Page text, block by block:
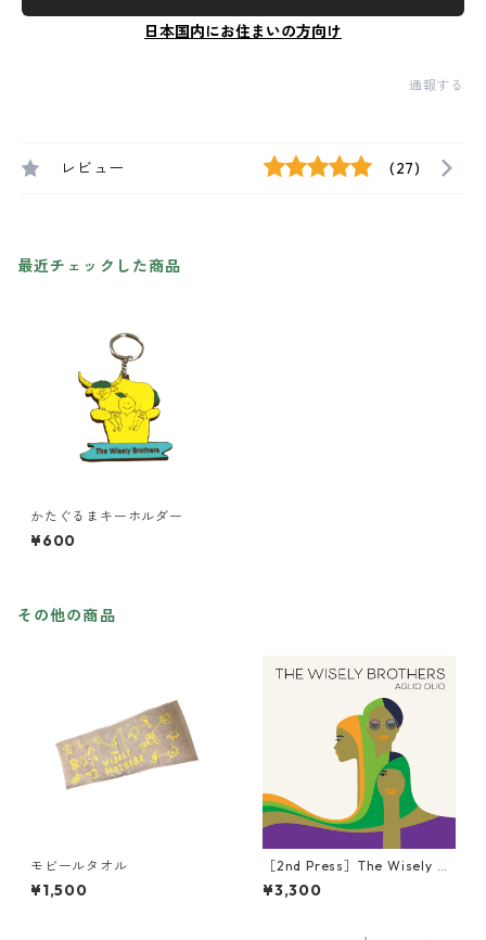
日本国内にお住まいの方向け
通報する
レビュー (27)
最近チェックした商品
かたぐるまキーホルダー
¥600
その他の商品
モビールタオル
¥1,500
［2nd Press］The Wisely Br
others - AGLIO OLIO（Anal
og EP)
¥3,300